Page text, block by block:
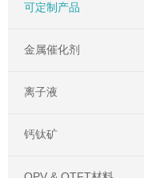
可定制产品
金属催化剂
离子液
钙钛矿